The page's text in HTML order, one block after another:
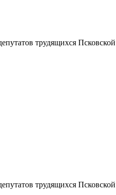
трудящихся
трудящихся